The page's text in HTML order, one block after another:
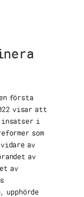
första
visar att
insatser i
som
av
av
av